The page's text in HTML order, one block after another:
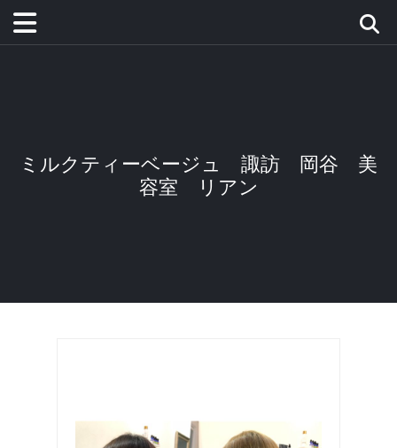
ミルクティーベージュ 諏訪 岡谷 美
容室 リアン